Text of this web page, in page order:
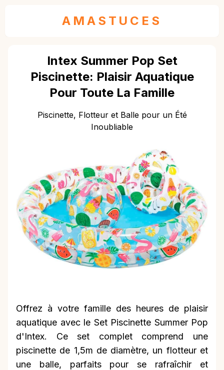
AMASTUCES
Intex Summer Pop Set
Piscinette: Plaisir Aquatique
Pour Toute La Famille
Piscinette, Flotteur et Balle pour un Été
Inoubliable
Offrez à votre famille des heures de plaisir
aquatique avec le Set Piscinette Summer Pop
d'Intex. Ce set complet comprend une
piscinette de 1,5m de diamètre, un flotteur et
une balle, parfaits pour se rafraîchir et